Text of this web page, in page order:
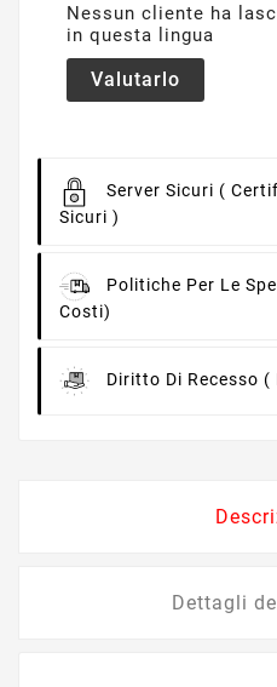
Nessun cliente ha
in questa lingua
Valutarlo
Server Sicuri (
Sicuri )
Politiche Per Le
Costi)
Diritto Di Recesso (
Dettagli